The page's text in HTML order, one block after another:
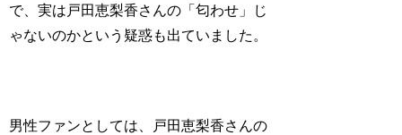
で、実は戸田恵梨香さんの「匂わせ 」じ
ゃないのかという疑惑も出ていました。
男性ファンとしては、戸田恵梨香さんの